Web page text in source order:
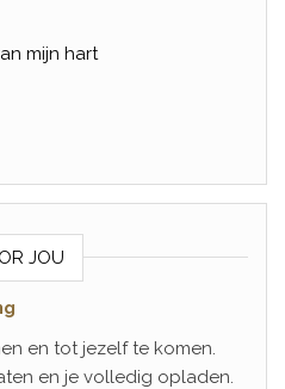
mijn hart
JOU
en tot jezelf te komen.
en je volledig opladen.